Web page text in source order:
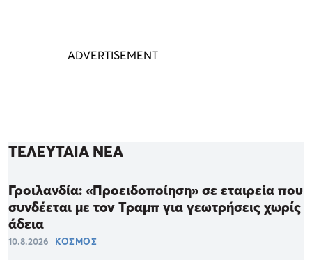
ΤΕΛΕΥΤΑΙΑ ΝΕΑ
Γροιλανδία: «Προειδοποίηση» σε εταιρεία που
συνδέεται με τον Τραμπ για γεωτρήσεις χωρίς
άδεια
10.8.2026 ΚΟΣΜΟΣ